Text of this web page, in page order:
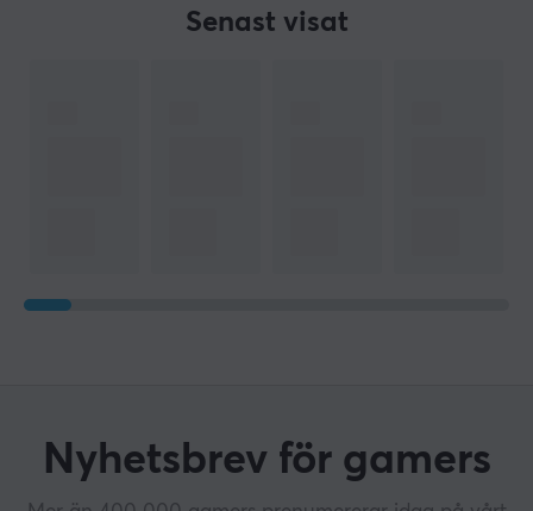
Senast visat
Nyhetsbrev för gamers